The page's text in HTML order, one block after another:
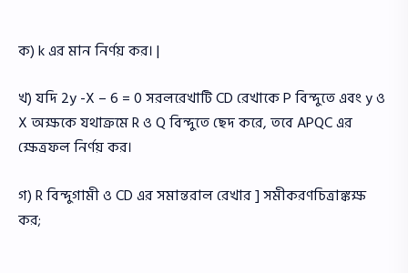
ক) k এর মান নির্ণয় কর। |
খ) যদি 2y -X – 6 = 0 সরলরেখাটি CD রেখাকে P বিন্দুতে এবং y ও
X অক্ষকে যথাক্রমে R ও Q বিন্দুতে ছেদ করে, তবে APQC এর
ক্ষেত্রফল নির্ণয় কর।
গ) R বিন্দুগামী ও CD এর সমান্তরাল রেখার ] সমীকরণচিত্রাঙ্কক্ষ
কর;